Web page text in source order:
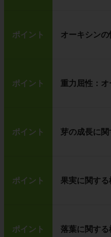
ポイント オーキシンの
ポイント 重力屈性：オ
ポイント 芽の成長に
ポイント 果実に関す
ポイント 落葉に関す